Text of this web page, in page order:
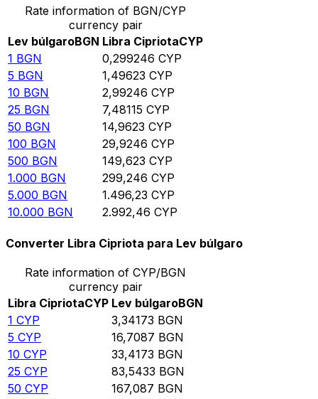
Rate information of BGN/CYP
currency pair
Lev búlgaroBGN Libra CipriotaCYP
1 BGN 0,299246 CYP
5 BGN 1,49623 CYP
10 BGN 2,99246 CYP
25 BGN 7,48115 CYP
50 BGN 14,9623 CYP
100 BGN 29,9246 CYP
500 BGN 149,623 CYP
1.000 BGN 299,246 CYP
5.000 BGN 1.496,23 CYP
10.000 BGN 2.992,46 CYP
Converter Libra Cipriota para Lev búlgaro
Rate information of CYP/BGN
currency pair
Libra CipriotaCYP Lev búlgaroBGN
1 CYP 3,34173 BGN
5 CYP 16,7087 BGN
10 CYP 33,4173 BGN
25 CYP 83,5433 BGN
50 CYP 167,087 BGN